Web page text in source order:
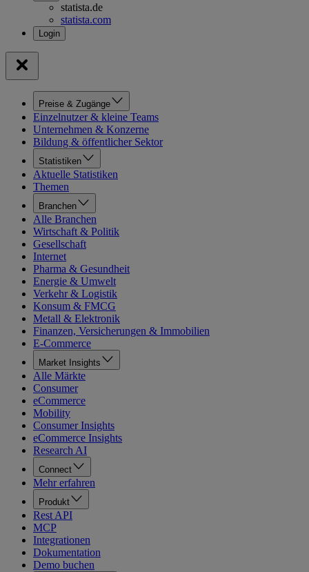
statista.de
statista.com
Preise & Zugänge
Einzelnutzer & kleine Teams
Unternehmen & Konzerne
Bildung & öffentlicher Sektor
Statistiken
Aktuelle Statistiken
Themen
Branchen
Alle Branchen
Wirtschaft & Politik
Gesellschaft
Internet
Pharma & Gesundheit
Energie & Umwelt
Verkehr & Logistik
Konsum & FMCG
Metall & Elektronik
Finanzen, Versicherungen & Immobilien
E-Commerce
Market Insights
Alle Märkte
Consumer
eCommerce
Mobility
Consumer Insights
eCommerce Insights
Research AI
Connect
Mehr erfahren
Produkt
Rest API
MCP
Integrationen
Dokumentation
Demo buchen